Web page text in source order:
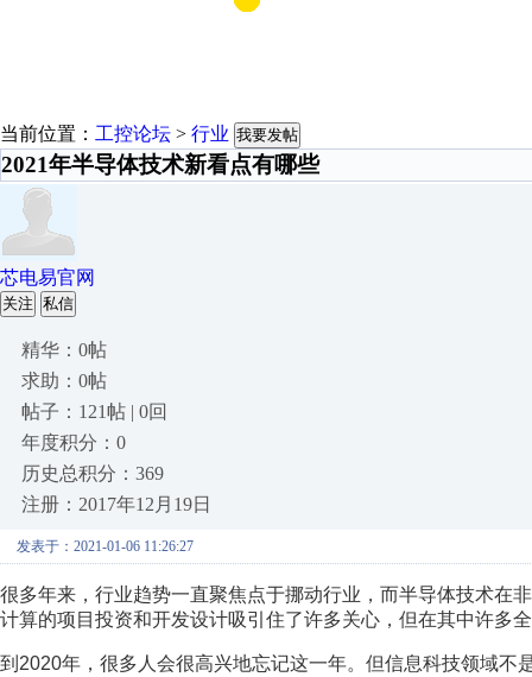
当前位置： 工控论坛 > 行业 我要发帖
2021年半导体技术新看点有哪些
芯电易官网
关注 私信
精华：0帖
求助：0帖
帖子：121帖 | 0回
年度积分：0
历史总积分：369
注册：2017年12月19日
发表于：2021-01-06 11:26:27
很多年来，行业趋势一直聚焦点于挪动行业，而半导体技术在
计算的项目投资和开发设计吸引住了许多关心，但在其中许多
到2020年，很多人会很高兴地忘记这一年。但信息科技领域